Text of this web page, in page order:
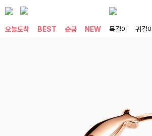
오늘도착 BEST 순금 NEW 목걸이 귀걸이